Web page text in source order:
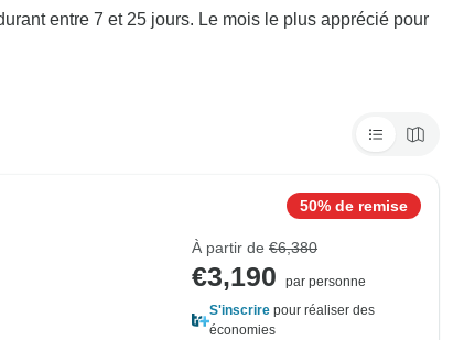
entre 7 et 25 jours. Le mois le plus apprécié pour
50% de remise
À partir de €6,380
€3,190
par personne
S'inscrire pour réaliser des
économies